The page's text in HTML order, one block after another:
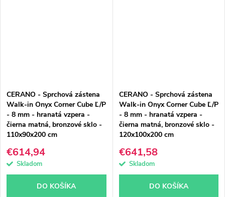
CERANO - Sprchová zástena
Walk-in Onyx Corner Cube Ľ/P
- 8 mm - hranatá vzpera -
čierna matná, bronzové sklo -
110x90x200 cm
€614,94
Skladom
DO KOŠÍKA
CERANO - Sprchová zástena
Walk-in Onyx Corner Cube Ľ/P
- 8 mm - hranatá vzpera -
čierna matná, bronzové sklo -
120x100x200 cm
€641,58
Skladom
DO KOŠÍKA